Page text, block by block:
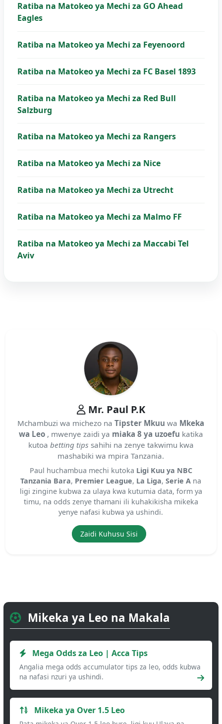
Ratiba na Matokeo ya Mechi za GO Ahead
Eagles
Ratiba na Matokeo ya Mechi za Feyenoord
Ratiba na Matokeo ya Mechi za FC Basel 1893
Ratiba na Matokeo ya Mechi za Red Bull
Salzburg
Ratiba na Matokeo ya Mechi za Rangers
Ratiba na Matokeo ya Mechi za Nice
Ratiba na Matokeo ya Mechi za Utrecht
Ratiba na Matokeo ya Mechi za Malmo FF
Ratiba na Matokeo ya Mechi za Maccabi Tel
Aviv
Mr. Paul P.K
Mchambuzi wa michezo naTipster Mkuu wa Mkeka
wa Leo , mwenye zaidi ya miaka 8 ya uzoefu katika
kutoa betting tips sahihi na zenye takwimu kwa
mashabiki wa mpira Tanzania.
Paul huchambua mechi kutoka Ligi Kuu ya NBC
Tanzania Bara, Premier League, La Liga,Serie A na
ligi zingine kubwa za ulaya kwa kutumia data, form ya
timu, na odds zenye thamani ili kuhakikisha mikeka
yenye nafasi kubwa ya ushindi.
Zaidi Kuhusu Sisi
Mikeka ya Leo na Makala
Mega Odds za Leo | Acca Tips
Angalia mega odds accumulator tips za leo, odds kubwa
na nafasi nzuri ya ushindi.
Mikeka ya Over 1.5 Leo